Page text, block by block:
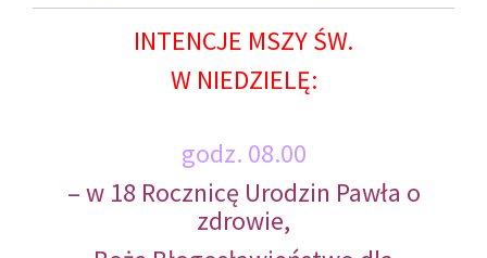
INTENCJE MSZY ŚW.
W NIEDZIELĘ:
godz. 08.00
– w 18 Rocznicę Urodzin Pawła o
zdrowie,